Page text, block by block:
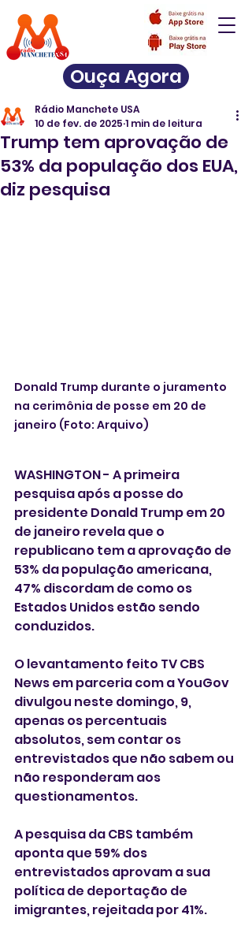
Ouça Agora
Trump tem aprovação de
53% da população dos EUA,
diz pesquisa
Rádio Manchete USA
10 de fev. de 2025 1 min de leitura
Donald Trump durante o juramento
na cerimônia de posse em 20 de
janeiro (Foto: Arquivo)
WASHINGTON - A primeira
pesquisa após a posse do
presidente Donald Trump em 20
de janeiro revela que o
republicano tem a aprovação de
53% da população americana,
47% discordam de como os
Estados Unidos estão sendo
conduzidos.
O levantamento feito TV CBS
News em parceria com a YouGov
divulgou neste domingo, 9,
apenas os percentuais
absolutos, sem contar os
entrevistados que não sabem ou
não responderam aos
questionamentos.
A pesquisa da CBS também
aponta que 59% dos
entrevistados aprovam a sua
política de deportação de
imigrantes, rejeitada por 41%.